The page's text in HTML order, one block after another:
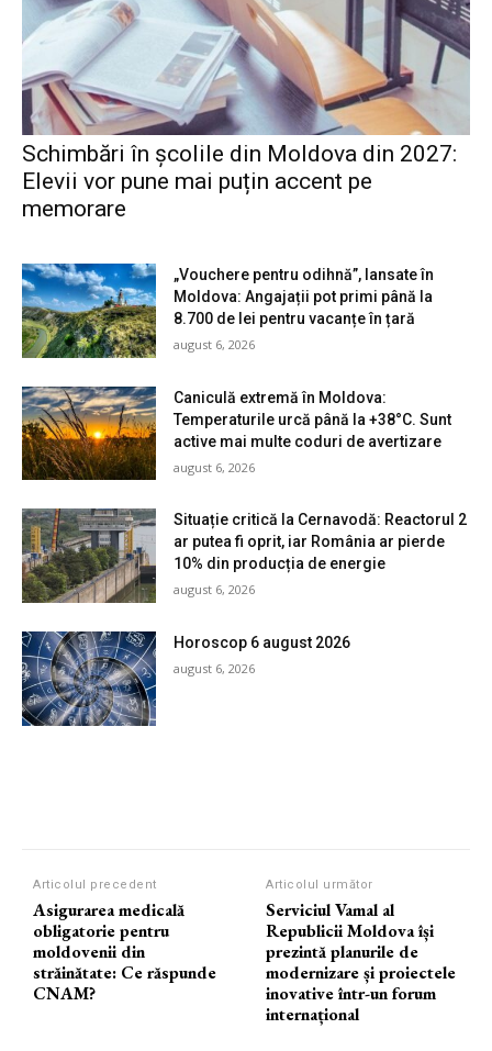
Schimbări în școlile din Moldova din 2027:
Elevii vor pune mai puțin accent pe
memorare
„Vouchere pentru odihnă”, lansate în
Moldova: Angajații pot primi până la
8.700 de lei pentru vacanțe în țară
august 6, 2026
Caniculă extremă în Moldova:
Temperaturile urcă până la +38°C. Sunt
active mai multe coduri de avertizare
august 6, 2026
Situație critică la Cernavodă: Reactorul 2
ar putea fi oprit, iar România ar pierde
10% din producția de energie
august 6, 2026
Horoscop 6 august 2026
august 6, 2026
Articolul precedent
Asigurarea medicală
obligatorie pentru
moldovenii din
străinătate: Ce răspunde
CNAM?
Articolul următor
Serviciul Vamal al
Republicii Moldova își
prezintă planurile de
modernizare și proiectele
inovative într-un forum
internațional